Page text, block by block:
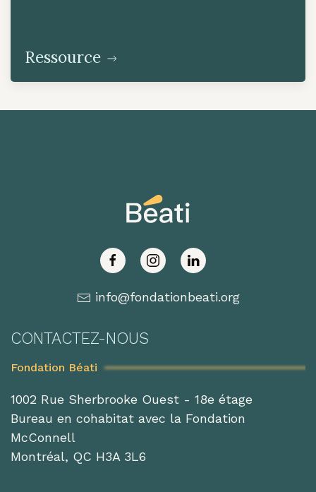
Ressource
info@fondationbeati.org
CONTACTEZ-NOUS
Fondation Béati
1002 Rue Sherbrooke Ouest - 18e étage
Bureau en cohabitat avec la Fondation
McConnell
Montréal, QC H3A 3L6